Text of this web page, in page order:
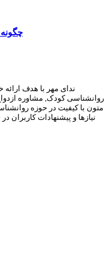
ندای مهر با هدف
روانشناسی کودک, مشاوره
نیازها و پیشنهادات